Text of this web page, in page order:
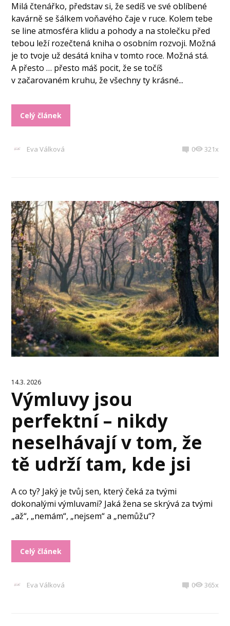
Milá čtenářko, představ si, že sedíš ve své oblíbené
kavárně se šálkem voňavého čaje v ruce. Kolem tebe
se line atmosféra klidu a pohody a na stolečku před
tebou leží rozečtená kniha o osobním rozvoji. Možná
je to tvoje už desátá kniha v tomto roce. Možná stá.
A přesto … přesto máš pocit, že se točíš
v začarovaném kruhu, že všechny ty krásné...
Celý článek
Eva Válková 0 321x
14.3. 2026
Výmluvy jsou
perfektní – nikdy
neselhávají v tom, že
tě udrží tam, kde jsi
A co ty? Jaký je tvůj sen, který čeká za tvými
dokonalými výmluvami? Jaká žena se skrývá za tvými
„až“, „nemám“, „nejsem“ a „nemůžu“?
Celý článek
Eva Válková 0 365x